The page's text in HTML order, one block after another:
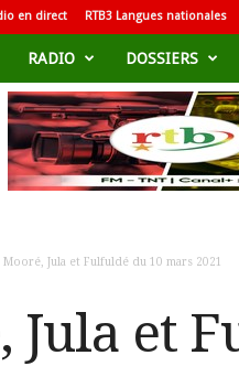
en direct RTB3 Langues nationales
RADIO DOSSIERS
Mooré, Jula et Fulfuldé du 10 mars 2021
Jula et